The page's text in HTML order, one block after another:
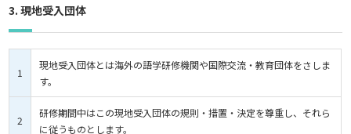
3. 現地受入団体
1
現地受入団体とは海外の語学研修機関や国際交流・教育団体をさしま
す。
2
研修期間中はこの現地受入団体の規則・措置・決定を尊重し、それら
に従うものとします。